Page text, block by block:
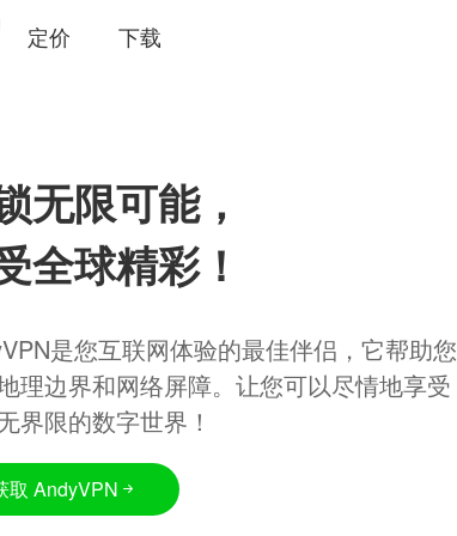
定价 下载
无限可能，
全球精彩！
是您互联网体验的最佳伴侣，它帮助您
理边界和网络屏障。让您可以尽情地享受
界限的数字世界！
取 AndyVPN